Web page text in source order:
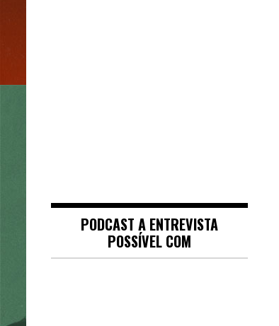
PODCAST A ENTREVISTA
POSSÍVEL COM